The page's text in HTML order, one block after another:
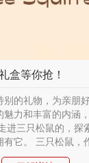
盒等你抢！
的礼物，为亲朋
力和丰富的内涵
进三只松鼠的，探
它。 三只松鼠，